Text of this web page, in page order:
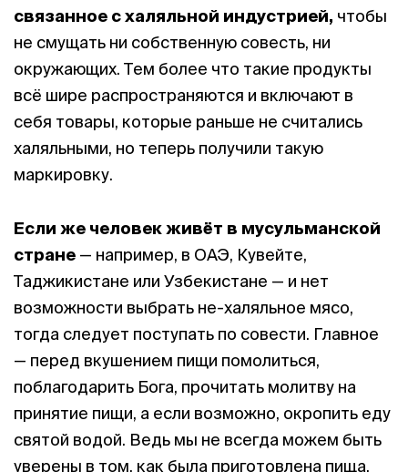
связанное с халяльной индустрией, чтобы
не смущать ни собственную совесть, ни
окружающих. Тем более что такие продукты
всё шире распространяются и включают в
себя товары, которые раньше не считались
халяльными, но теперь получили такую
маркировку.
Если же человек живёт в мусульманской
стране — например, в ОАЭ, Кувейте,
Таджикистане или Узбекистане — и нет
возможности выбрать не-халяльное мясо,
тогда следует поступать по совести. Главное
— перед вкушением пищи помолиться,
поблагодарить Бога, прочитать молитву на
принятие пищи, а если возможно, окропить еду
святой водой. Ведь мы не всегда можем быть
уверены в том, как была приготовлена пища,